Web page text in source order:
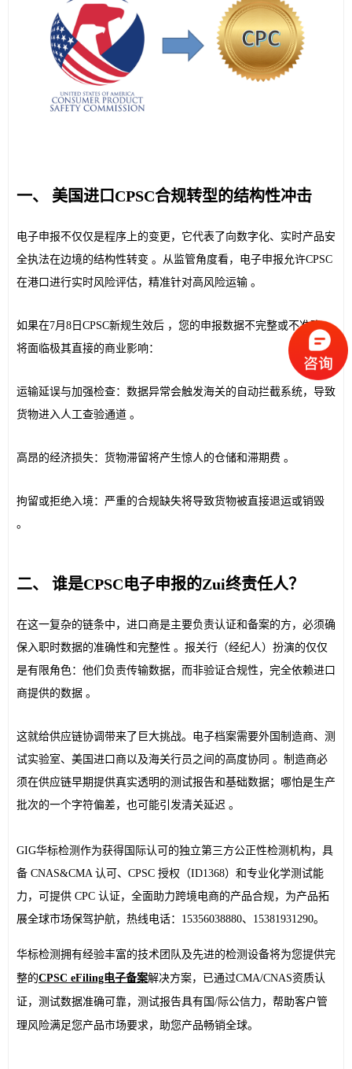
一、 美国进口CPSC合规转型的结构性冲击
电子申报不仅仅是程序上的变更，它代表了向数字化、实时产品安
全执法在边境的结构性转变 。从监管角度看，电子申报允许CPSC
在港口进行实时风险评估，精准针对高风险运输 。
如果在7月8日CPSC新规生效后 ，您的申报数据不完整或不准确，
将面临极其直接的商业影响：
运输延误与加强检查：数据异常会触发海关的自动拦截系统，导致
货物进入人工查验通道 。
高昂的经济损失：货物滞留将产生惊人的仓储和滞期费 。
拘留或拒绝入境：严重的合规缺失将导致货物被直接退运或销毁
。
二、 谁是CPSC电子申报的Zui终责任人？
在这一复杂的链条中，进口商是主要负责认证和备案的方，必须确
保入职时数据的准确性和完整性 。报关行（经纪人）扮演的仅仅
是有限角色：他们负责传输数据，而非验证合规性，完全依赖进口
商提供的数据 。
这就给供应链协调带来了巨大挑战。电子档案需要外国制造商、测
试实验室、美国进口商以及海关行员之间的高度协同 。制造商必
须在供应链早期提供真实透明的测试报告和基础数据；哪怕是生产
批次的一个字符偏差，也可能引发清关延迟 。
GIG华标检测作为获得国际认可的独立第三方公正性检测机构，具
备 CNAS&CMA 认可、CPSC 授权（ID1368）和专业化学测试能
力，可提供 CPC 认证，全面助力跨境电商的产品合规，为产品拓
展全球市场保驾护航，热线电话：15356038880、15381931290。
华标检测拥有经验丰富的技术团队及先进的检测设备将为您提供完
整的CPSC eFiling电子备案解决方案，已通过CMA/CNAS资质认
证，测试数据准确可靠，测试报告具有国/际公信力，帮助客户管
理风险满足您产品市场要求，助您产品畅销全球。